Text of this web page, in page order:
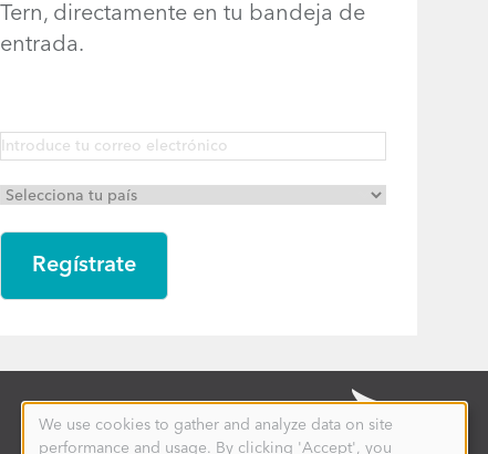
Tern, directamente en tu bandeja de
entrada.
Use
We use cookies to gather and analyze data on site
performance and usage. By clicking 'Accept', you